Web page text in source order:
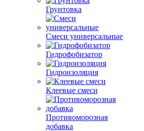
Грунтовка
Смеси универсальные
Гидрофобизатор
Гидроизоляция
Клеевые смеси
Противоморозная
добавка